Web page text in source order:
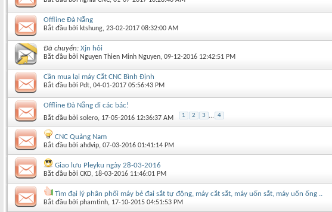
Offline Đà Nẵng
Bắt đầu bởi ktshung‎, 23-02-2017 08:32:00 AM
Đã chuyển: Xjn hỏi
Bắt đầu bởi Nguyen Thien Minh Nguyen‎, 09-12-2016 12:42:51 PM
Cần mua lại máy Cắt CNC Bình Định
Bắt đầu bởi Pdt‎, 04-01-2017 05:56:43 PM
Offline Đà Nẵng đi các bác!
Bắt đầu bởi solero‎, 17-05-2016 12:36:37 AM 1 2 3 ... 4
CNC Quảng Nam
Bắt đầu bởi ahdvip‎, 07-03-2016 01:41:14 PM
Giao lưu Pleyku ngày 28-03-2016
Bắt đầu bởi CKD‎, 18-03-2016 11:46:01 PM
Tìm đại lý phân phối máy bẻ đai sắt tự động, máy cắt sắt, máy uốn sắt, máy uốn ống ..
Bắt đầu bởi phamtinh‎, 17-10-2015 04:51:53 PM